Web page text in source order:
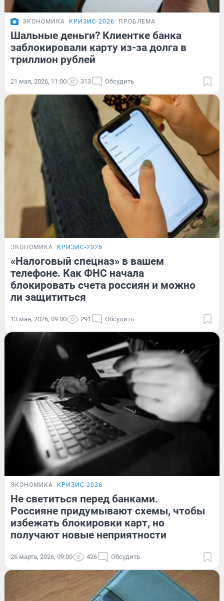
ЭКОНОМИКА КРИЗИС-2026 ПРОБЛЕМА
Шальные деньги? Клиентке банка
заблокировали карту из-за долга в
триллион рублей
21 мая, 2026, 11:00 313 Обсудить
ЭКОНОМИКА КРИЗИС-2026
«Налоговый спецназ» в вашем
телефоне. Как ФНС начала
блокировать счета россиян и можно
ли защититься
13 мая, 2026, 09:00 291 Обсудить
ЭКОНОМИКА КРИЗИС-2026
Не светиться перед банками.
Россияне придумывают схемы, чтобы
избежать блокировки карт, но
получают новые неприятности
26 марта, 2026, 09:00 426 Обсудить